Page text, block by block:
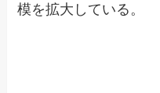
模を拡大している。